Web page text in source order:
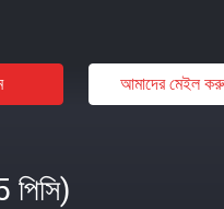
আমাদের মেইল
পিসি)